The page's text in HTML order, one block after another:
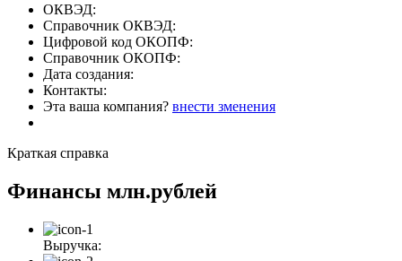
ОКВЭД:
Справочник ОКВЭД:
Цифровой код ОКОПФ:
Справочник ОКОПФ:
Дата создания:
Контакты:
Эта ваша компания? внести зменения
Краткая справка
Финансы млн.рублей
Выручка: